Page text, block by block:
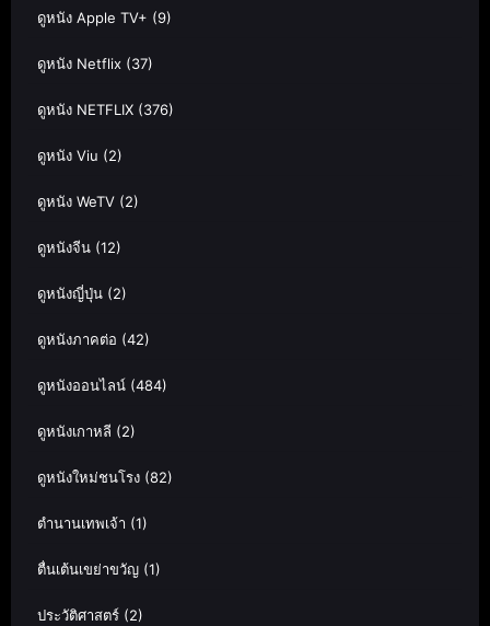
ดูหนัง Apple TV+ (9)
ดูหนัง Netflix (37)
ดูหนัง NETFLIX (376)
ดูหนัง Viu (2)
ดูหนัง WeTV (2)
ดูหนังจีน (12)
ดูหนังญี่ปุ่น (2)
ดูหนังภาคต่อ (42)
ดูหนังออนไลน์ (484)
ดูหนังเกาหลี (2)
ดูหนังใหม่ชนโรง (82)
ตำนานเทพเจ้า (1)
ตื่นเต้นเขย่าขวัญ (1)
ประวัติศาสตร์ (2)